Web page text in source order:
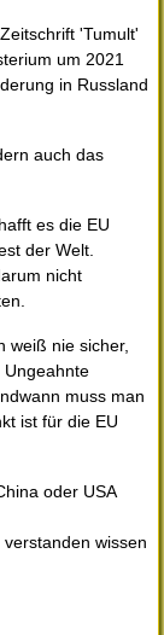
'Tumult'
um 2021
in Russland
auch das
es die EU
der Welt.
nicht
weiß nie sicher,
Ungeahnte
muss man
ist für die EU
oder USA
wissen